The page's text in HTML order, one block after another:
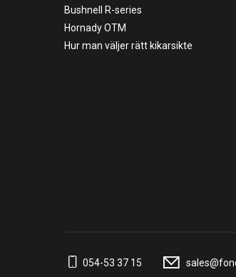
Bushnell R-series
Hornady OTM
Hur man väljer rätt kikarsikte
054-53 37 15